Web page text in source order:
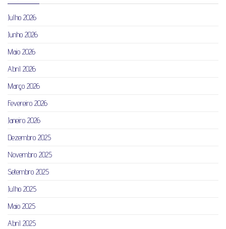
Julho 2026
Junho 2026
Maio 2026
Abril 2026
Março 2026
Fevereiro 2026
Janeiro 2026
Dezembro 2025
Novembro 2025
Setembro 2025
Julho 2025
Maio 2025
Abril 2025